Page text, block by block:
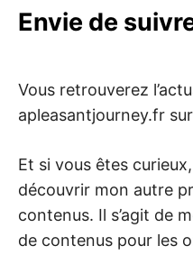
Envie de
Vous retrouverez
apleasantjourney.fr sur
Et si vous êtes
découvrir mon autre
contenus. Il s’agit de
de contenus pour les